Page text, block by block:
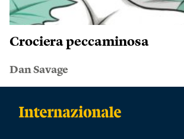
Crociera peccaminosa
Dan Savage